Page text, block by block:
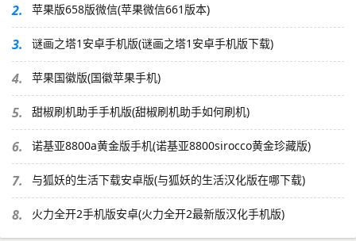
2. 苹果版658版微信(苹果微信661版本)
3. 谜画之塔1安卓手机版(谜画之塔1安卓手机版下载)
4. 苹果国徽版(国徽苹果手机)
5. 甜椒刷机助手手机版(甜椒刷机助手如何刷机)
6. 诺基亚8800a黄金版手机(诺基亚8800sirocco黄金珍藏版)
7. 与狐妖的生活下载安卓版(与狐妖的生活汉化版在哪下载)
8. 火力全开2手机版安卓(火力全开2最新版汉化手机版)